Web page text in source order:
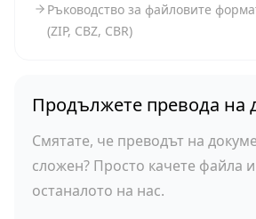
Ръководство за файловите
(ZIP, CBZ, CBR)
Продължете превода на
Смятате, че преводът на
сложен? Просто качете файла и
останалото на нас.